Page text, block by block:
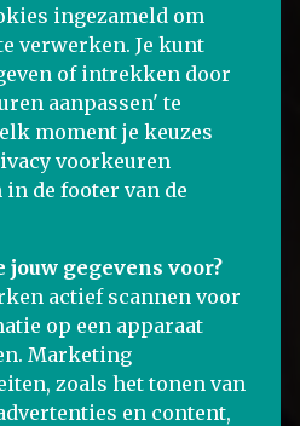
ingezameld om
verwerken. Je kunt
of intrekken door
aanpassen' te
moment je keuzes
voorkeuren
de footer van de
gegevens voor?
actief scannen voor
op een apparaat
Marketing
zoals het tonen van
en content,